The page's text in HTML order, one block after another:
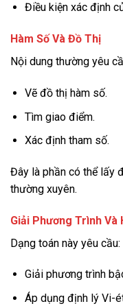
Điều kiện xác định
Hàm Số Và Đồ Thị
Nội dung thường yêu
Vẽ đồ thị hàm số.
Tìm giao điểm.
Xác định tham số.
Đây là phần có thể lấy
thường xuyên.
Giải Phương Trình Và
Dạng toán này yêu cầu:
Giải phương trình
Áp dụng định lý Vi-